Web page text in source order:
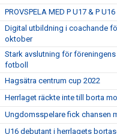
PROVSPELA MED P U17 & P U16
Digital utbildning i coachande
oktober
Stark avslutning för
fotboll
Hagsätra centrum cup 2022
Herrlaget räckte inte till borta
Ungdomsspelare fick chansen
U16 debutant i herrlagets